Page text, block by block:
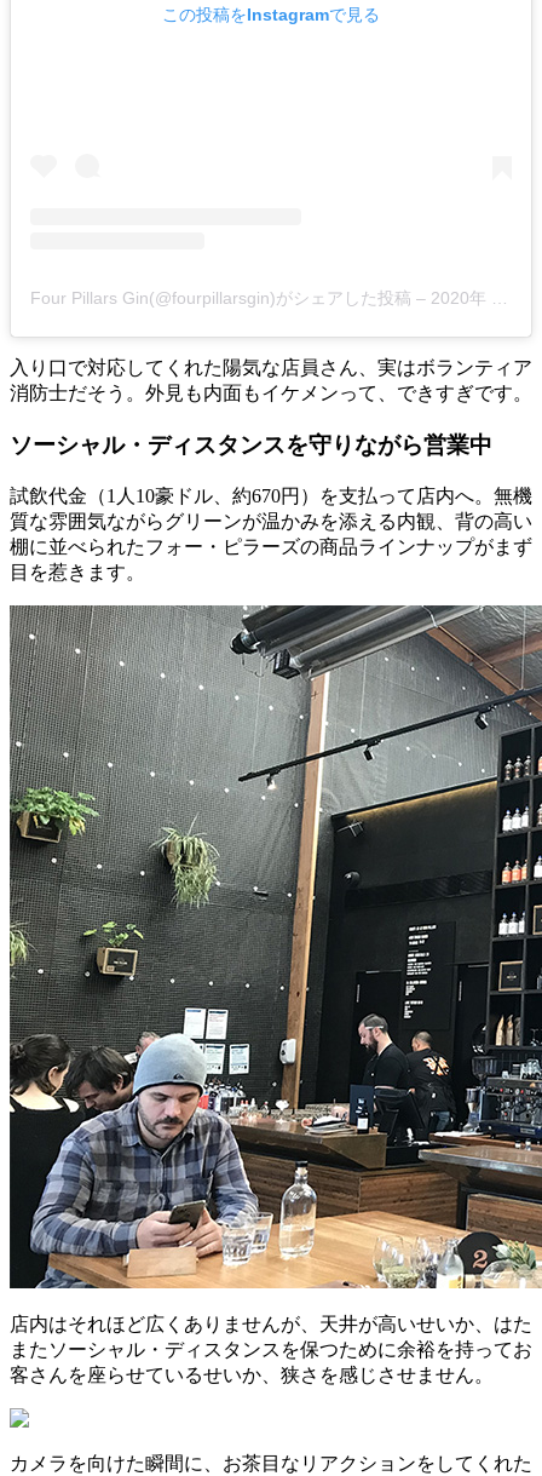
この投稿をInstagramで見る
Four Pillars Gin(@fourpillarsgin)がシェアした投稿 – 2020年 1月月13日午後9時25分PST
入り口で対応してくれた陽気な店員さん、実はボランティア
消防士だそう。外見も内面もイケメンって、できすぎです。
ソーシャル・ディスタンスを守りながら営業中
試飲代金（1人10豪ドル、約670円）を支払って店内へ。無機
質な雰囲気ながらグリーンが温かみを添える内観、背の高い
棚に並べられたフォー・ピラーズの商品ラインナップがまず
目を惹きます。
店内はそれほど広くありませんが、天井が高いせいか、はた
またソーシャル・ディスタンスを保つために余裕を持ってお
客さんを座らせているせいか、狭さを感じさせません。
カメラを向けた瞬間に、お茶目なリアクションをしてくれた